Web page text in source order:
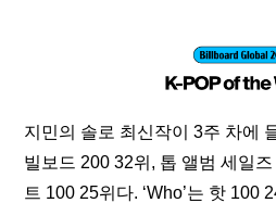
지민의 솔로 최신작이 3주 차에
빌보드 200 32위, 톱 앨범 세일
트 100 25위다. ‘Who’는 핫 100